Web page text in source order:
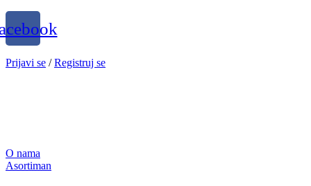
Prijavi se /Registruj se
O nama
Asortiman